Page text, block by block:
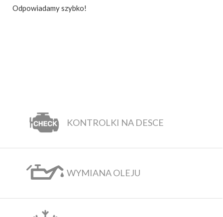
Odpowiadamy szybko!
KONTROLKI NA DESCE
WYMIANA OLEJU